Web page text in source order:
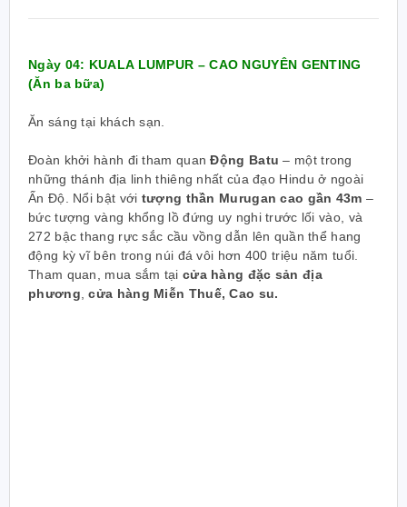
Ngày 04: KUALA LUMPUR – CAO NGUYÊN GENTING
(Ăn ba bữa)
Ăn sáng tại khách sạn.
Đoàn khởi hành đi tham quanĐộng Batu – một trong
những thánh địa linh thiêng nhất của đạo Hindu ở ngoài
Ấn Độ. Nổi bật với tượng thần Murugan cao gần 43m –
bức tượng vàng khổng lồ đứng uy nghi trước lối vào, và
272 bậc thang rực sắc cầu vồng dẫn lên quần thể hang
động kỳ vĩ bên trong núi đá vôi hơn 400 triệu năm tuổi.
Tham quan, mua sắm tại cửa hàng đặc sản địa
phương ,cửa hàng Miễn Thuế, Cao su.